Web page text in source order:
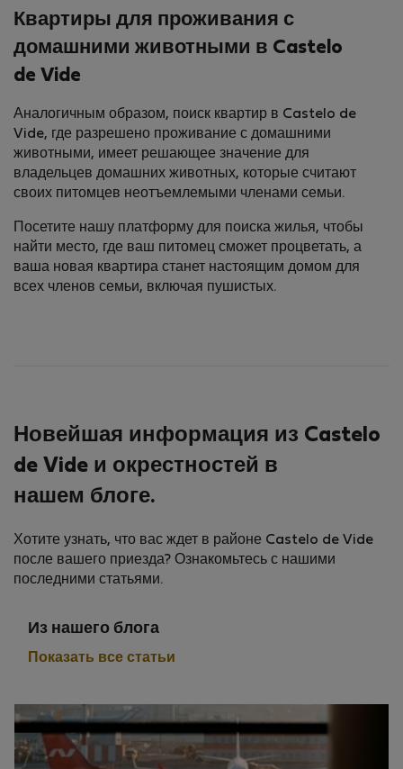
Квартиры для проживания с
домашними животными в Castelo
de Vide
Аналогичным образом, поиск квартир в Castelo de
Vide, где разрешено проживание с домашними
животными, имеет решающее значение для
владельцев домашних животных, которые считают
своих питомцев неотъемлемыми членами семьи.
Посетите нашу платформу для поиска жилья, чтобы
найти место, где ваш питомец сможет процветать, а
ваша новая квартира станет настоящим домом для
всех членов семьи, включая пушистых.
Новейшая информация из Castelo
de Vide и окрестностей в
нашем блоге.
Хотите узнать, что вас ждет в районе Castelo de Vide
после вашего приезда? Ознакомьтесь с нашими
последними статьями.
Из нашего блога
Показать все статьи